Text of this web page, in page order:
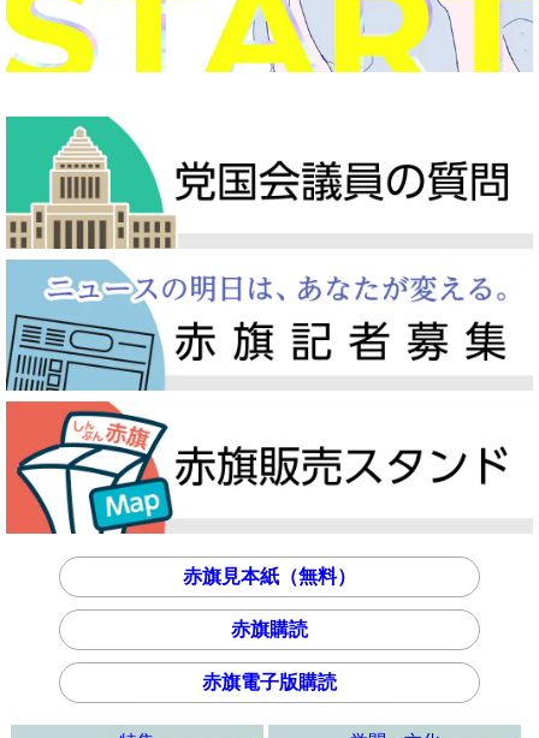
赤旗見本紙（無料）
赤旗購読
赤旗電子版購読